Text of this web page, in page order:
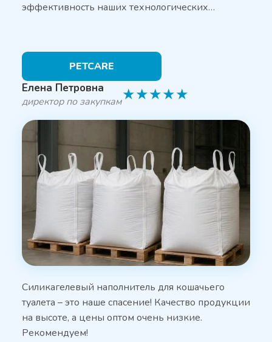
эффективность наших технологических…
PETCARE
Елена Петровна
директор по закупкам★★★★★
Силикагелевый наполнитель для кошачьего
туалета – это наше спасение! Качество продукции
на высоте, а цены оптом очень низкие.
Рекомендуем!